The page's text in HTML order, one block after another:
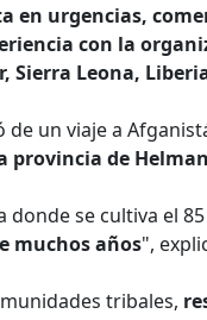
en urgencias,
con la
Sierra Leona,
de un viaje a
provincia de
donde se cultiva el
muchos años",
tribales,